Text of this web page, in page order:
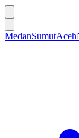
MedanSumutAceh